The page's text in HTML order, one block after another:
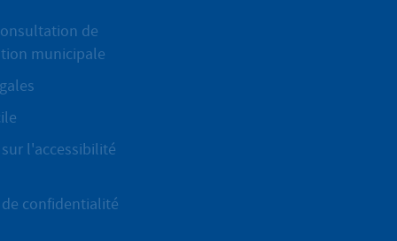
de
municipale
l'accessibilité
confidentialité